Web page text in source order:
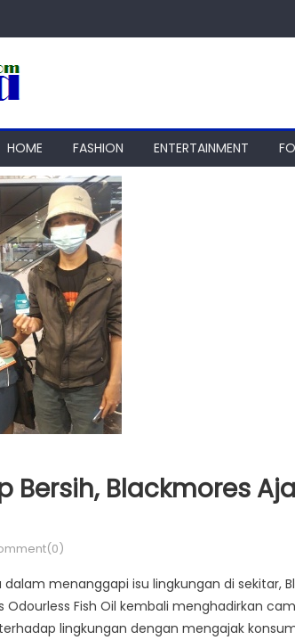
HOME FASHION ENTERTAINMENT
Bersih, Blackmores
dalam menanggapi isu lingkungan di sekitar,
Fish Oil kembali menghadirkan
lingkungan dengan mengajak